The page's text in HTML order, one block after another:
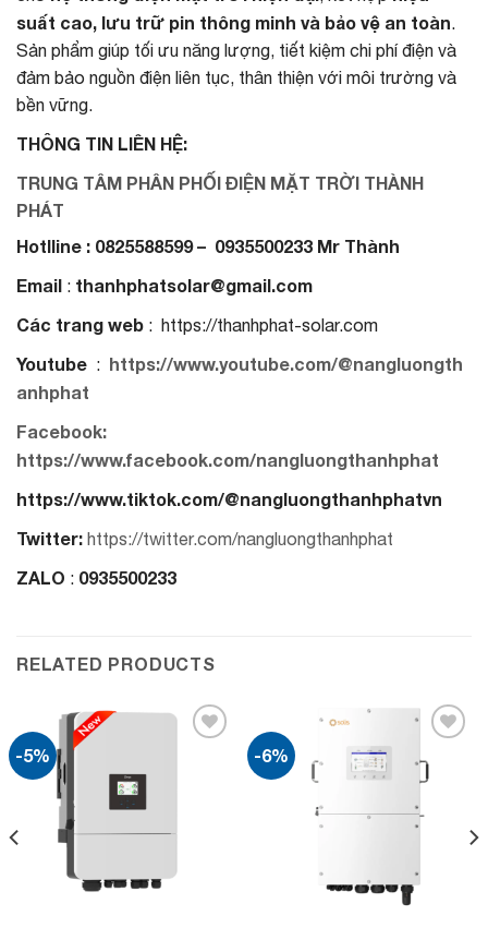
suất cao, lưu trữ pin thông minh và bảo vệ an toàn.
Sản phẩm giúp tối ưu năng lượng, tiết kiệm chi phí điện và
đảm bảo nguồn điện liên tục, thân thiện với môi trường và
bền vững.
THÔNG TIN LIÊN HỆ:
TRUNG TÂM PHÂN PHỐI ĐIỆN MẶT TRỜI THÀNH
PHÁT
Hotlline : 0825588599 – 0935500233 Mr Thành
Email : thanhphatsolar@gmail.com
Các trang web : https://thanhphat-solar.com
Youtube : https://www.youtube.com/@nangluongth
anhphat
Facebook:
https://www.facebook.com/nangluongthanhphat
https://www.tiktok.com/@nangluongthanhphatvn
Twitter: https://twitter.com/nangluongthanhphat
ZALO : 0935500233
RELATED PRODUCTS
-5% -6%
wishlist